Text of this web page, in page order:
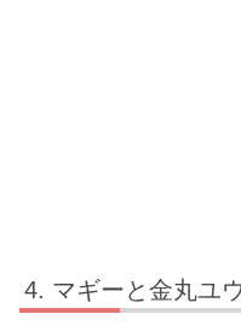
マギーと金丸ユ